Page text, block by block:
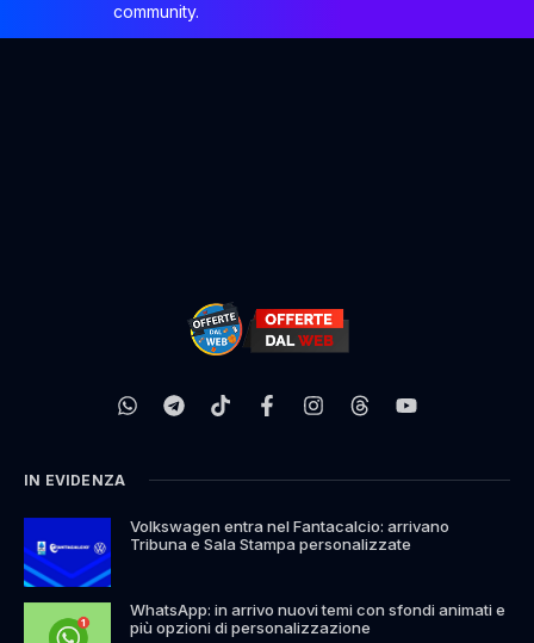
community.
IN EVIDENZA
Volkswagen entra nel Fantacalcio: arrivano
Tribuna e Sala Stampa personalizzate
WhatsApp: in arrivo nuovi temi con sfondi animati e
più opzioni di personalizzazione